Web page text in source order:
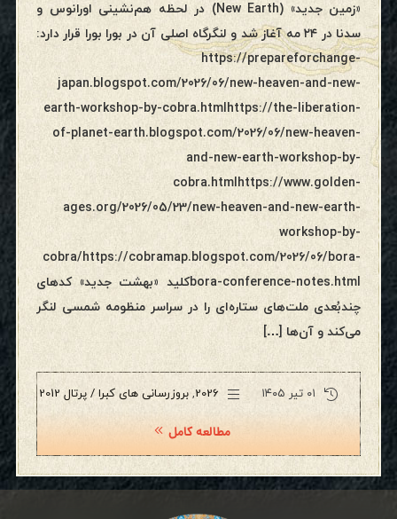
«زمین جدید» (New Earth) در لحظه هم‌نشینی اورانوس و
سدنا در ۲۴ مه آغاز شد و لنگرگاه اصلی آن در بورا بورا قرار دارد:
https://prepareforchange-
japan.blogspot.com/2026/06/new-heaven-and-new-
earth-workshop-by-cobra.htmlhttps://the-liberation-
of-planet-earth.blogspot.com/2026/06/new-heaven-
and-new-earth-workshop-by-
cobra.htmlhttps://www.golden-
ages.org/2026/05/23/new-heaven-and-new-earth-
workshop-by-
cobra/https://cobramap.blogspot.com/2026/06/bora-
bora-conference-notes.htmlکلید «بهشت جدید» کدهای
چندبُعدی ملت‌های ستاره‌ای را در سراسر منظومه شمسی لنگر
می‌کند و آن‌ها […]
۰۱ تیر ۱۴۰۵ 2026
, بروزرسانی های کبرا / پرتال 2012
مطالعه کامل